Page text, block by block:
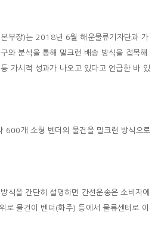
부장)는 2018년 6월 해운물류기자단과 가
와 분석을 통해 밀크런 배송 방식을 접목해
가시적 성과가 나오고 있다고 언급한 바 있
600개 소형 벤더의 물건을 밀크런 방식으로
식을 간단히 설명하면 간선운송은 소비자에
로 물건이 벤더(화주) 등에서 물류센터로 이